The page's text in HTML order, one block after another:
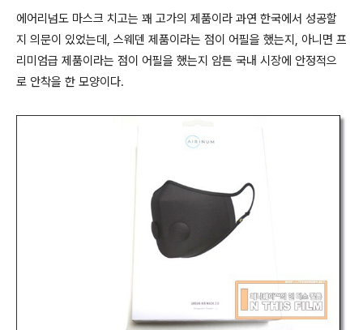
에어리넘도 마스크 치고는 꽤 고가의 제품이라 과연 한국에서 성공할
지 의문이 있었는데, 스웨덴 제품이라는 점이 어필을 했는지, 아니면 프
리미엄급 제품이라는 점이 어필을 했는지 암튼 국내 시장에 안정적으
로 안착을 한 모양이다.